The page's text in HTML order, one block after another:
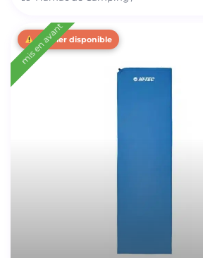
Dernier disponible
mis en avant